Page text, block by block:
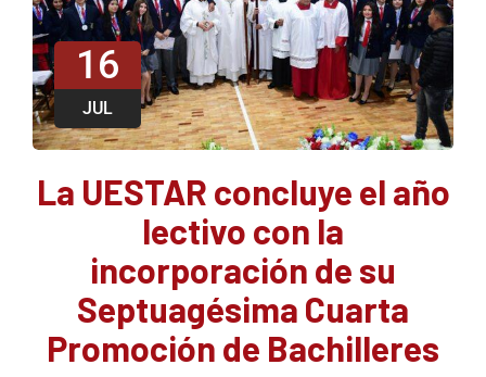
16
JUL
La UESTAR concluye el año
lectivo con la
incorporación de su
Septuagésima Cuarta
Promoción de Bachilleres